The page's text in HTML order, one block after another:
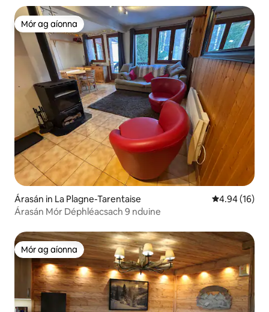
Mór ag aíonna
Mór ag aíonna
Árasán in La Plagne-Tarentaise Meánrátáil
4.94 (16)
Árasán Mór Déphléacsach 9 nduine
Mór ag aíonna
Mór ag aíonna